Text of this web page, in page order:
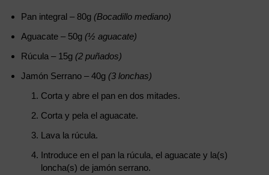
Pan integral – 80g (Bocadillo mediano)
Aguacate – 50g (½ aguacate)
Rúcula – 15g (2 puñados)
Jamón Serrano – 40g (3 lonchas)
Corta y abre el pan en dos mitades.
Corta y pela el aguacate.
Lava la rúcula.
Introduce en el pan la rúcula, el aguacate y la(s)
loncha(s) de jamón serrano.